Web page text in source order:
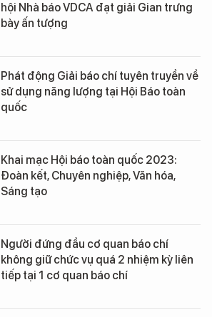
hội Nhà báo VDCA đạt giải Gian trưng
bày ấn tượng
Phát động Giải báo chí tuyên truyền về
sử dụng năng lượng tại Hội Báo toàn
quốc
Khai mạc Hội báo toàn quốc 2023:
Đoàn kết, Chuyên nghiệp, Văn hóa,
Sáng tạo
Người đứng đầu cơ quan báo chí
không giữ chức vụ quá 2 nhiệm kỳ liên
tiếp tại 1 cơ quan báo chí